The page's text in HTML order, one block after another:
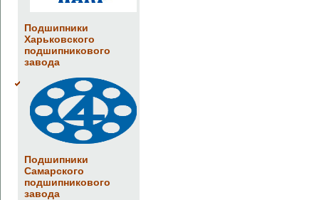
Подшипники
Харьковского
подшипникового
завода
Подшипники
Самарского
подшипникового
завода